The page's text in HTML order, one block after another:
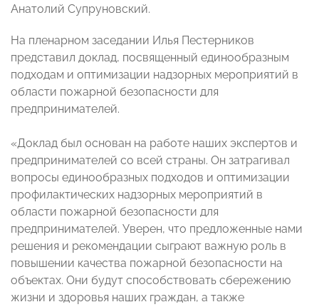
Анатолий Супруновский.
На пленарном заседании Илья Пестерников
представил доклад, посвященный единообразным
подходам и оптимизации надзорных мероприятий в
области пожарной безопасности для
предпринимателей.
«Доклад был основан на работе наших экспертов и
предпринимателей со всей страны. Он затрагивал
вопросы единообразных подходов и оптимизации
профилактических надзорных мероприятий в
области пожарной безопасности для
предпринимателей. Уверен, что предложенные нами
решения и рекомендации сыграют важную роль в
повышении качества пожарной безопасности на
объектах. Они будут способствовать сбережению
жизни и здоровья наших граждан, а также